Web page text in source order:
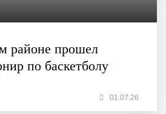
районе прошел
по баскетболу
01.07.26